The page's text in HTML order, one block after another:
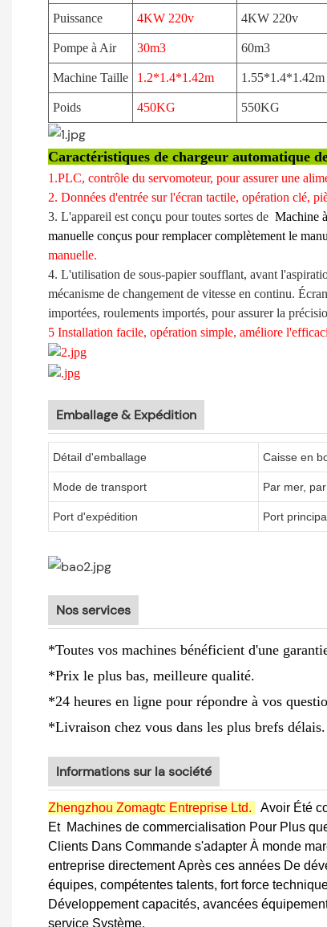
Puissance 4KW 220v 4KW 220v
Pompe à Air 30m3 60m3
Machine Taille 1.2*1.4*1.42m 1.55*1.4*1.42m
Poids 450KG 550KG
Caractéristiques de chargeur automatique
1.PLC, contrôle du servomoteur, pour assurer une
2. Données d'entrée sur l'écran tactile, opération clé,
3. L'appareil est conçu pour toutes sortes de Machine
manuelle conçus pour remplacer complètement le
manuelle.
4. L'utilisation de sous-papier soufflant, avant
mécanisme de changement de vitesse en continu.
importées, roulements importés, pour assurer la
5 Installation facile, opération simple, améliore
Emballage & Expédition
Détail d'emballage Caisse en
Mode de transport Par mer,
Port d'expédition Port
Nos services
*Toutes vos machines bénéficient d'une
*Prix le plus bas, meilleure qualité.
*24 heures en ligne pour répondre à vos
*Livraison chez vous dans les plus brefs délais.
Informations sur la société
Zhengzhou Zomagtc Entreprise Ltd.
Avoir Été
Et Machines de commercialisation Pour Plus
Clients Dans Commande s'adapter À monde
entreprise directement Après ces années De
équipes, compétentes talents, fort force
Développement capacités, avancées
service Système.